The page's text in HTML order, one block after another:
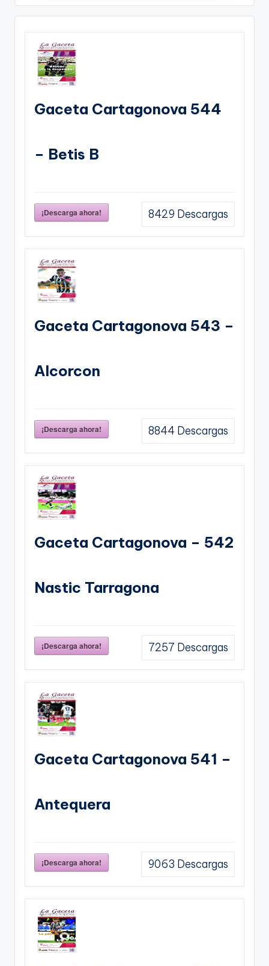
Gaceta Cartagonova 544
– Betis B
¡Descarga ahora! 8429 Descargas
Gaceta Cartagonova 543 –
Alcorcon
¡Descarga ahora! 8844 Descargas
Gaceta Cartagonova – 542
Nastic Tarragona
¡Descarga ahora! 7257 Descargas
Gaceta Cartagonova 541 –
Antequera
¡Descarga ahora! 9063 Descargas